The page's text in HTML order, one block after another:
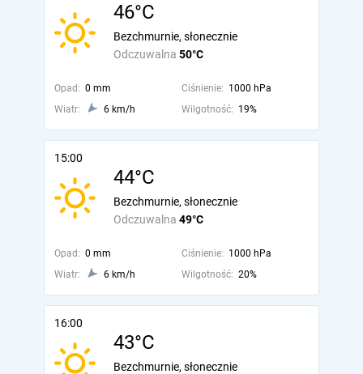
46°C
Odczuwalna 50°C
Bezchmurnie, słonecznie
Opad: 0 mm Ciśnienie: 1000 hPa
Wiatr:
6 km/h Wilgotność: 19%
15:00
44°C
Odczuwalna 49°C
Bezchmurnie, słonecznie
Opad: 0 mm Ciśnienie: 1000 hPa
Wiatr:
6 km/h Wilgotność: 20%
16:00
43°C
Bezchmurnie, słonecznie